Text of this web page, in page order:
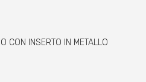
CON INSERTO IN METALLO